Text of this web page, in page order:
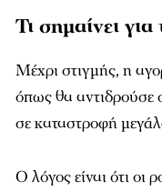
Τι σημαίνει για
Μέχρι στιγμής, η
όπως θα αντιδρούσε
σε καταστροφή
Ο λόγος είναι ότι οι